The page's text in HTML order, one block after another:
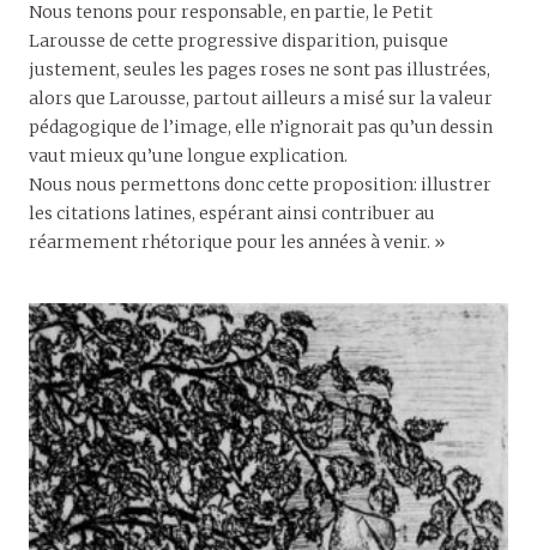
Nous tenons pour responsable, en partie, le Petit
Larousse de cette progressive disparition, puisque
justement, seules les pages roses ne sont pas illustrées,
alors que Larousse, partout ailleurs a misé sur la valeur
pédagogique de l’image, elle n’ignorait pas qu’un dessin
vaut mieux qu’une longue explication.
Nous nous permettons donc cette proposition: illustrer
les citations latines, espérant ainsi contribuer au
réarmement rhétorique pour les années à venir. »